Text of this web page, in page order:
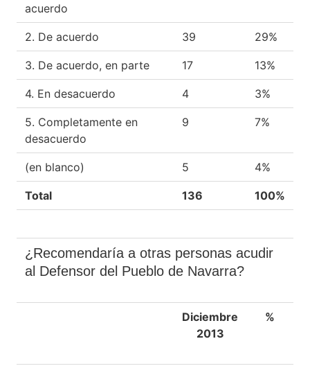
acuerdo
2. De acuerdo 39 29%
3. De acuerdo, en parte 17 13%
4. En desacuerdo 4 3%
5. Completamente en
desacuerdo
9 7%
(en blanco) 5 4%
Total 136 100%
¿Recomendaría a otras personas acudir
al Defensor del Pueblo de Navarra?
Diciembre
2013
%